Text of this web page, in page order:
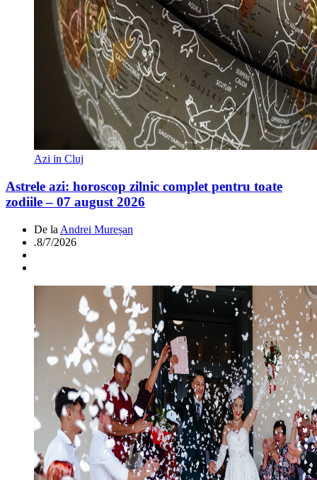
Azi in Cluj
Astrele azi: horoscop zilnic complet pentru toate
zodiile – 07 august 2026
De la Andrei Mureșan
.8/7/2026